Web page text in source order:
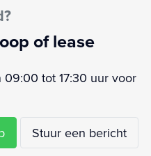
of lease
09:00 tot 17:30 uur voor
Stuur een bericht